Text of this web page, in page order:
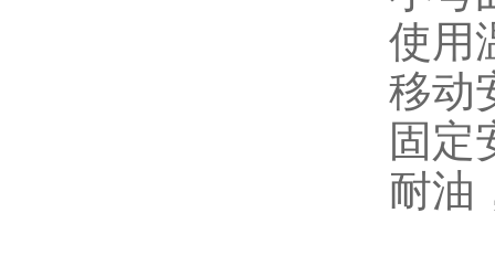
使用
移动
固定
耐油